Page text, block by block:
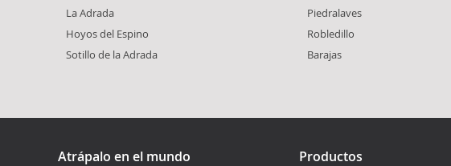
La Adrada
Hoyos del Espino
Sotillo de la Adrada
Piedralaves
Robledillo
Barajas
Atrápalo en el mundo Productos